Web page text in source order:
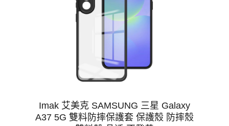
Imak 艾美克 SAMSUNG 三星 Galaxy
A37 5G 雙料防摔保護套 保護殼 防摔殼